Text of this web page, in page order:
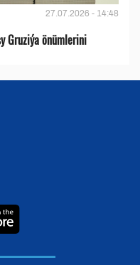
27.07.2026 - 14:48
Gruziýa önümlerini